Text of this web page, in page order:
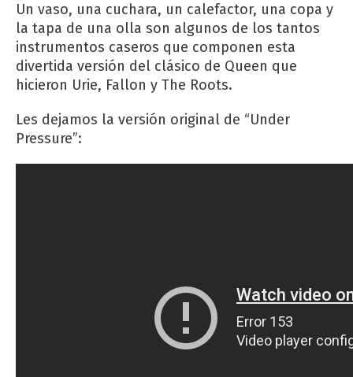
Un vaso, una cuchara, un calefactor, una copa y
la tapa de una olla son algunos de los tantos
instrumentos caseros que componen esta
divertida versión del clásico de Queen que
hicieron Urie, Fallon y The Roots.
Les dejamos la versión original de “Under
Pressure”: